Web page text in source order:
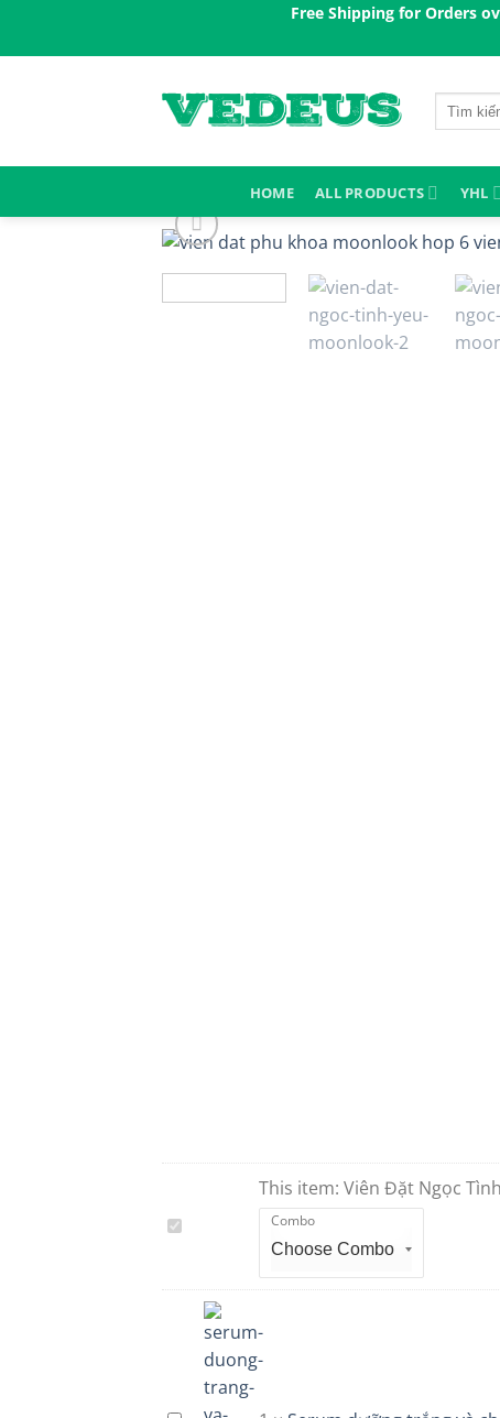
Free Shipping for Orders over 200$ㅤ✨
Search
for:
HOME ALL PRODUCTS YHL
Viên
MOONLOOK
This item: Viên Đặt Ngọc
Combo